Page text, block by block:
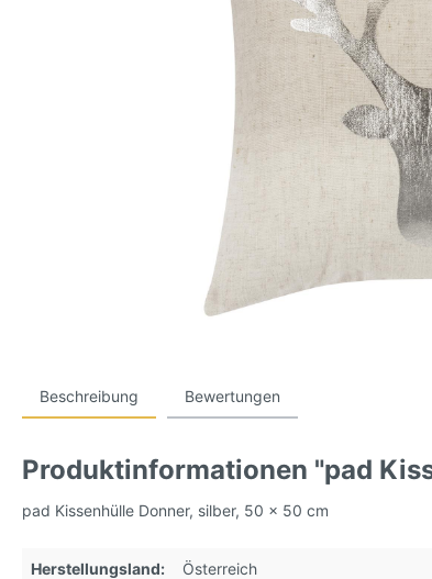
Beschreibung Bewertungen
Produktinformationen "pad
pad Kissenhülle Donner, silber, 50 x 50 cm
Herstellungsland: Österreich